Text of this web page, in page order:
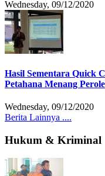
Wednesday, 09/12/2020
Hasil Sementara Quick
Petahana Menang
Wednesday, 09/12/2020
Berita Lainnya ....
Hukum & Kriminal